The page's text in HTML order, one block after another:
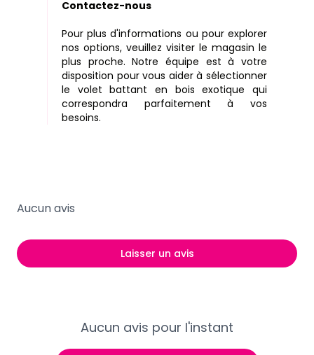
Contactez-nous
Pour plus d'informations ou pour explorer
nos options, veuillez visiter le magasin le
plus proche. Notre équipe est à votre
disposition pour vous aider à sélectionner
le volet battant en bois exotique qui
correspondra parfaitement à vos
besoins.
Aucun avis pour l'instant
Aucun avis
Laisser un avis